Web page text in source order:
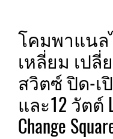
โคมพาแนล
เหลี่ยม เปลี่
สวิตซ์ ปิด-เ
และ12 วัตต์
Change